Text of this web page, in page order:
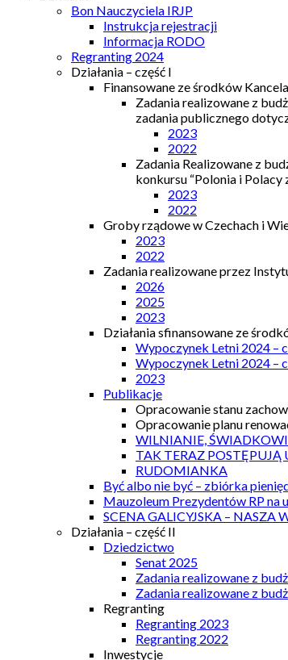
Bon Nauczyciela IRJP
Instrukcja rejestracji
Informacja RODO
Regranting 2024
Działania – część I
Finansowane ze środków
Zadania realizowane z
zadania publicznego
2023
2022
Zadania Realizowane z
konkursu “Polonia i Polacy
2023
2022
Groby rządowe w Czechach i
2023
2022
Zadania realizowane przez
2026
2025
2023
Działania sfinansowane ze
Wypoczynek Letni 2024 –
Wypoczynek Letni 2024 –
2023
Publikacje
Opracowanie stanu
Opracowanie planu
WILNIANIE,
TAK TERAZ
RUDOMIANKA
Być albo nie być – zbiórka
Mauzoleum Prezydentów RP na
SCENA GALICYJSKA – NASZA
Działania – część II
Dziedzictwo
Senat 2025
Zadania realizowane z
Zadania realizowane z
Regranting
Regranting 2023
Regranting 2022
Inwestycje